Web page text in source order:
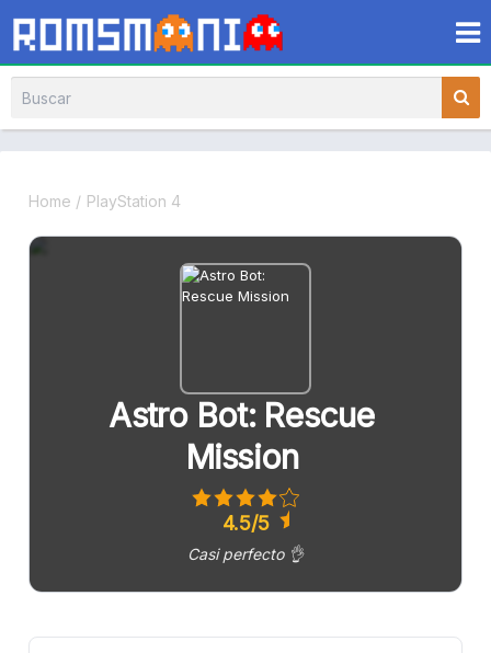
Home / PlayStation 4
Astro Bot: Rescue
Mission
4.5/5
Casi perfecto 👌